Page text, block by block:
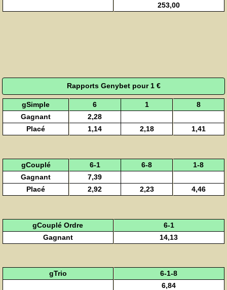
253,00
Rapports Genybet pour 1 €
gSimple 6 1
8
Gagnant
2,28
Placé
1,14 2,18 1,41
gCouplé 6-1 6-8
1-8
Gagnant
7,39
Placé
2,92 2,23 4,46
gCouplé Ordre
6-1
Gagnant
14,13
gTrio
6-1-8
6,84